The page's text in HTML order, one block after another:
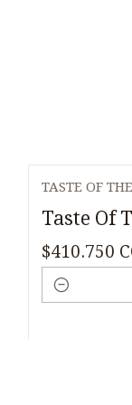
TASTE OF
Taste Of
$410.750
Cantidad